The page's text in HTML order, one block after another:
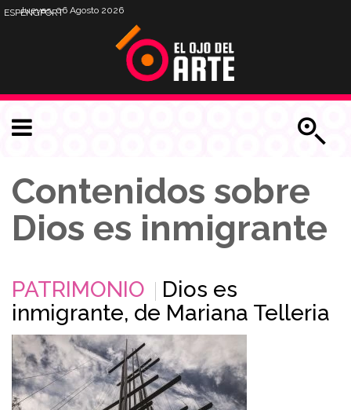
Jueves, 06 Agosto 2026
ESPENGPORT
Contenidos sobre
Dios es inmigrante
PATRIMONIO
Dios es
inmigrante, de Mariana Telleria